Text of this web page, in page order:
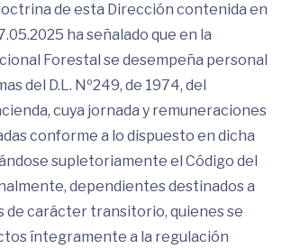
de esta Dirección contenida en
ha señalado que en la
Forestal se desempeña personal
del D.L. Nº249, de 1974, del
cuya jornada y remuneraciones
conforme a lo dispuesto en dicha
supletoriamente el Código del
dependientes destinados a
de carácter transitorio, quienes se
íntegramente a la regulación